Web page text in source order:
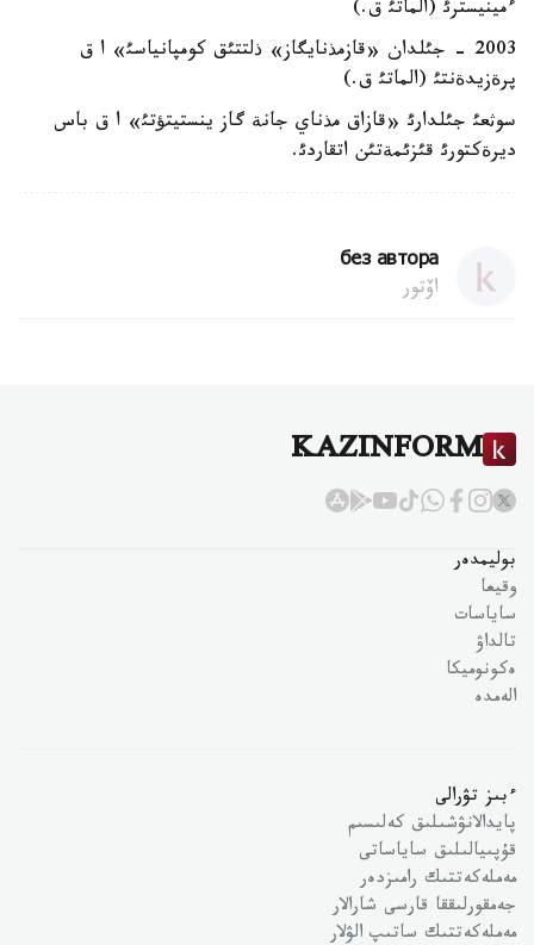
ءمينيسترئ (الماتئ ق.)
2003 - جئلدان «قازمذنايگاز» ذلتتئق كومپانياسئ» ا ق
پرةزيدةنتئ (الماتئ ق.)
سوثعئ جئلدارئ «قازاق مذناي جانة گاز ينستيتؤتئ» ا ق باس
ديرةكتورئ قئزئمةتئن اتقاردئ.
без автора
اۆتور
KAZINFORM
بوليمدەر
وقيعا
ساياسات
تالداۋ
ەكونوميكا
الەمدە
ءبىز تۋرالى
پايدالانۋشىلىق كەلىسىم
قۇپىيالىلىق ساياساتى
مەملەكەتتىك رامىزدەر
جەمقورلىققا قارسى شارالار
مەملەكەتتىك ساتىپ الۋلار